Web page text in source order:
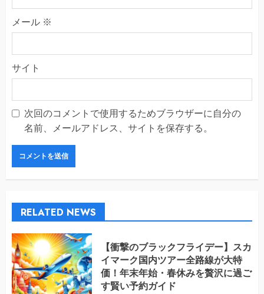
メール ※
サイト
次回のコメントで使用するためブラウザーに自分の
名前、メールアドレス、サイトを保存する。
RELATED NEWS
【衝撃のブラックフライデー】スカ
イマーク国内ツアー全路線が大特
価！年末年始・春休みを贅沢に過ご
す賢い予約ガイド